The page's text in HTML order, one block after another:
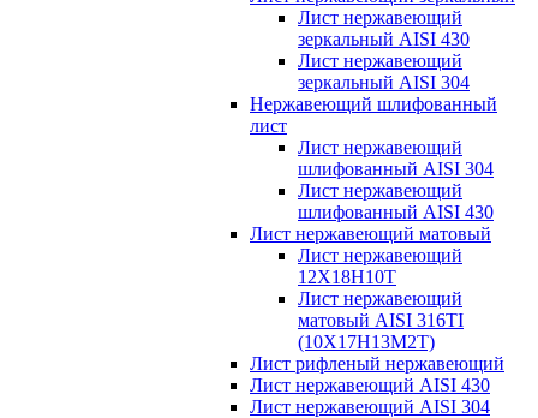
Лист нержавеющий
зеркальный AISI 430
Лист нержавеющий
зеркальный AISI 304
Нержавеющий шлифованный
лист
Лист нержавеющий
шлифованный AISI 304
Лист нержавеющий
шлифованный AISI 430
Лист нержавеющий матовый
Лист нержавеющий
12X18H10T
Лист нержавеющий
матовый AISI 316TI
(10Х17Н13М2Т)
Лист рифленый нержавеющий
Лист нержавеющий AISI 430
Лист нержавеющий AISI 304